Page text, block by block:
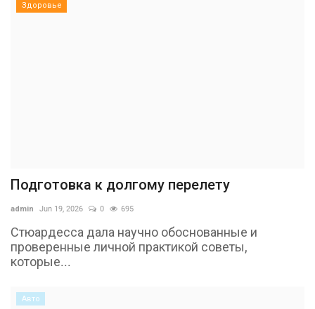
Здоровье
Подготовка к долгому перелету
admin Jun 19, 2026 0 695
Стюардесса дала научно обоснованные и
проверенные личной практикой советы,
которые...
Авто